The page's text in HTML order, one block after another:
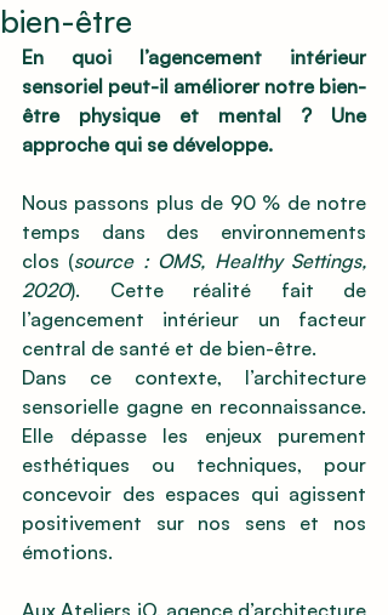
bien-être
En quoi l’agencement intérieur
sensoriel peut-il améliorer notre bien-
être physique et mental ? Une
approche qui se développe.
Nous passons plus de 90 % de notre
temps dans des environnements
clos (source : OMS, Healthy Settings,
2020). Cette réalité fait de
l’agencement intérieur un facteur
central de santé et de bien-être.
Dans ce contexte, l’architecture
sensorielle gagne en reconnaissance.
Elle dépasse les enjeux purement
esthétiques ou techniques, pour
concevoir des espaces qui agissent
positivement sur nos sens et nos
émotions.
Aux Ateliers iO, agence d’architecture